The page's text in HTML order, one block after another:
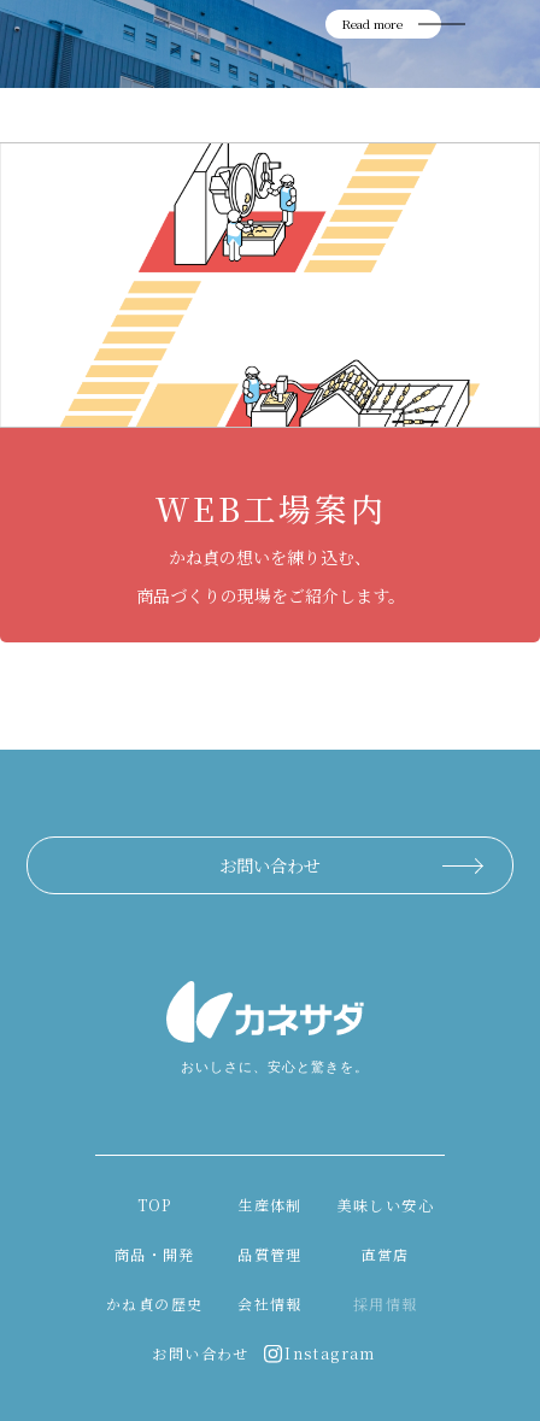
Read more
WEB工場案内
かね貞の想いを練り込む、
商品づくりの現場をご紹介します。
お問い合わせ
TOP 生産体制 美味しい安心
商品・開発 品質管理 直営店
かね貞の歴史 会社情報 採用情報
お問い合わせ Instagram